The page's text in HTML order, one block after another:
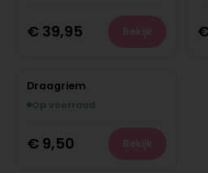
€ 39,95 €
Draagriem
Op voorraad
€ 9,50